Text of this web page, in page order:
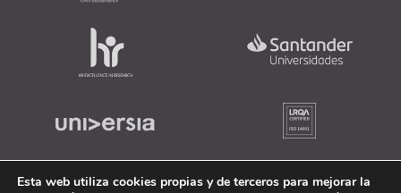
Esta web utiliza cookies propias y de terceros para mejorar la